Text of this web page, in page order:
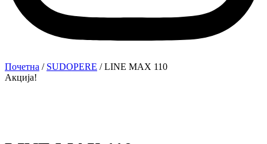
Почетна / SUDOPERE / LINE MAX 110
Акција!